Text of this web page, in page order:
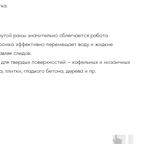
рамы значительно облегчается работа.
эффективно перемещает воду и жидкие
следов.
твердых поверхностей – кафельных и мозаичных
плитки, гладкого бетона, дерева и пр.